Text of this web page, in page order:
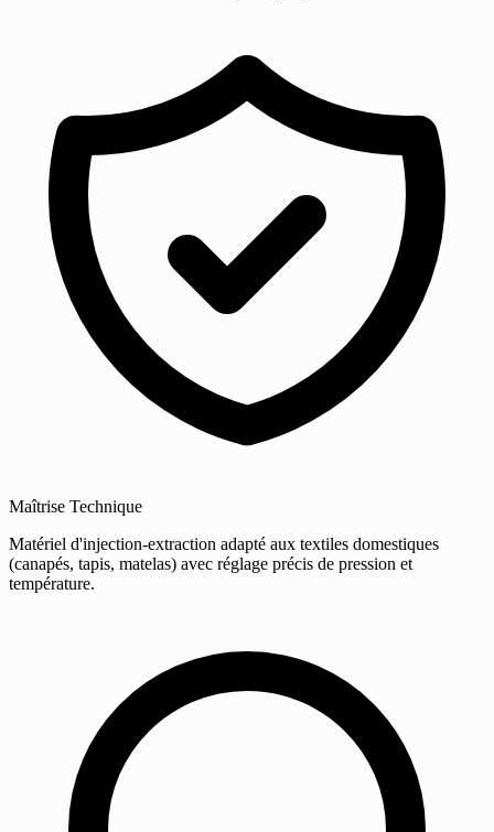
Maîtrise Technique
Matériel d'injection-extraction adapté aux textiles domestiques
(canapés, tapis, matelas) avec réglage précis de pression et
température.